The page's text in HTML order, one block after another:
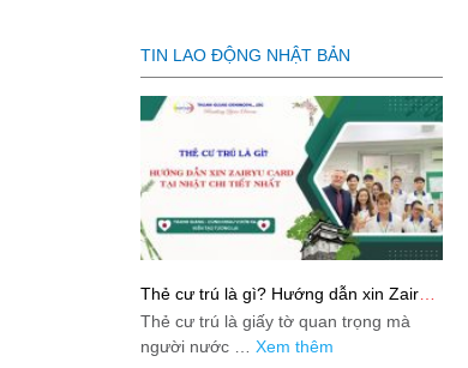
TIN LAO ĐỘNG NHẬT BẢN
Thẻ cư trú là gì? Hướng dẫn xin Zairyu
Card tại Nhật chi tiết nhất
Thẻ cư trú là giấy tờ quan trọng mà
người nước … Xem thêm